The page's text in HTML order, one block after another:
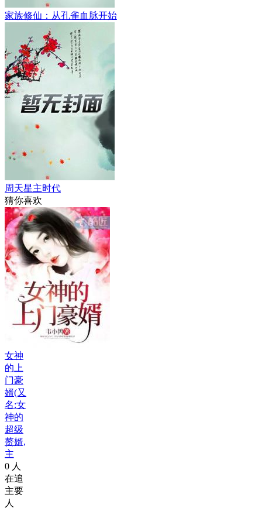
家族修仙：从孔雀血脉开始
周天星主时代
猜你喜欢
女神
的上
门豪
婿(又
名:女
神的
超级
赘婿,
主
0 人
在追
主要
人